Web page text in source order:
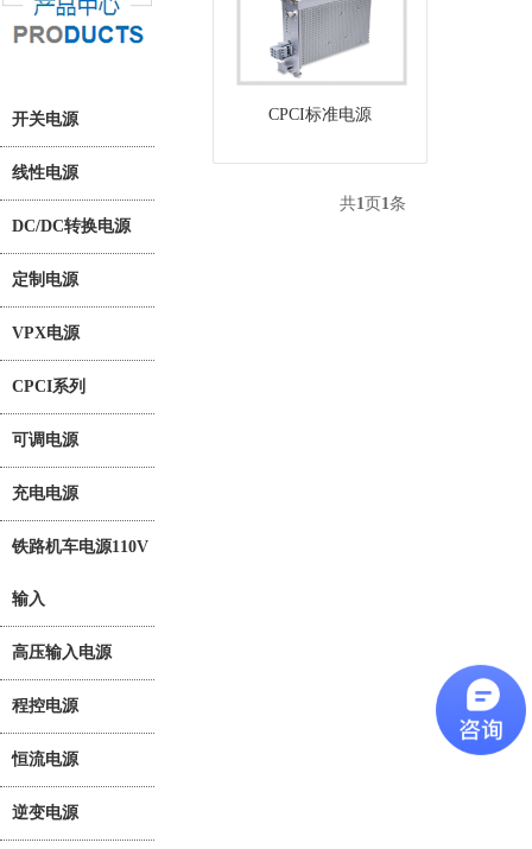
开关电源
线性电源
DC/DC转换电源
定制电源
VPX电源
CPCI系列
可调电源
充电电源
铁路机车电源110V
输入
高压输入电源
程控电源
恒流电源
逆变电源
CPCI标准电源
共1页 1条